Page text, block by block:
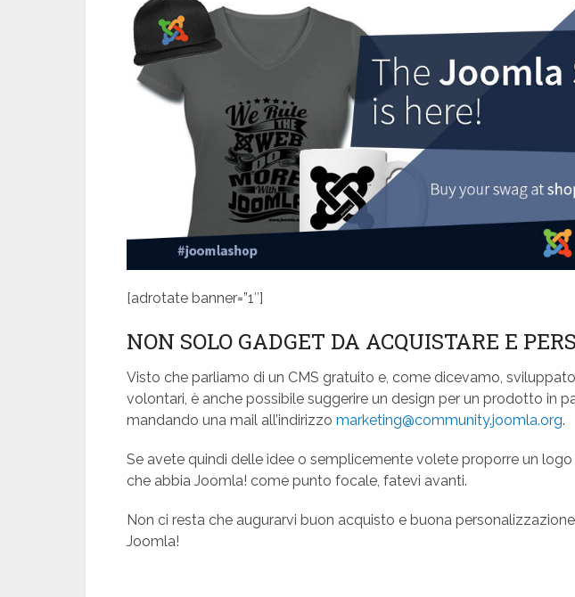
[adrotate banner=”1″]
NON SOLO GADGET DA ACQUISTARE E
Visto che parliamo di un CMS gratuito e, come dicevamo,
volontari, è anche possibile suggerire un design per un prodotto in
mandando una mail all’indirizzo marketing@community.joomla.org.
Se avete quindi delle idee o semplicemente volete proporre un
che abbia Joomla! come punto focale, fatevi avanti.
Non ci resta che augurarvi buon acquisto e buona
Joomla!